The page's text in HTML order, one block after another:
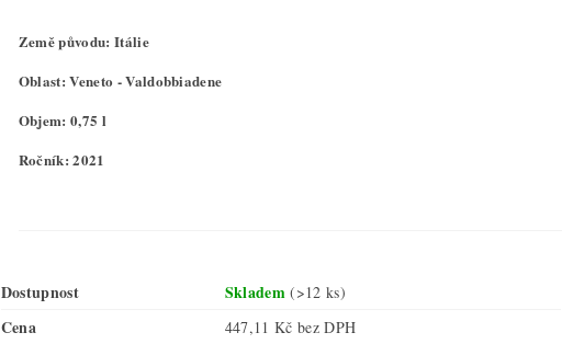
Země původu: Itálie
Oblast: Veneto - Valdobbiadene
Objem: 0,75 l
Ročník: 2021
Dostupnost Skladem(>12 ks)
Cena 447,11 Kč bez DPH